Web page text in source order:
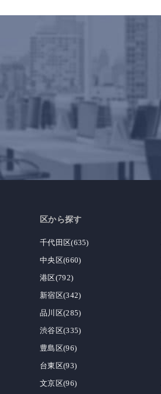
区から探す
千代田区(635)
中央区(660)
港区(792)
新宿区(342)
品川区(285)
渋谷区(335)
豊島区(96)
台東区(93)
文京区(96)